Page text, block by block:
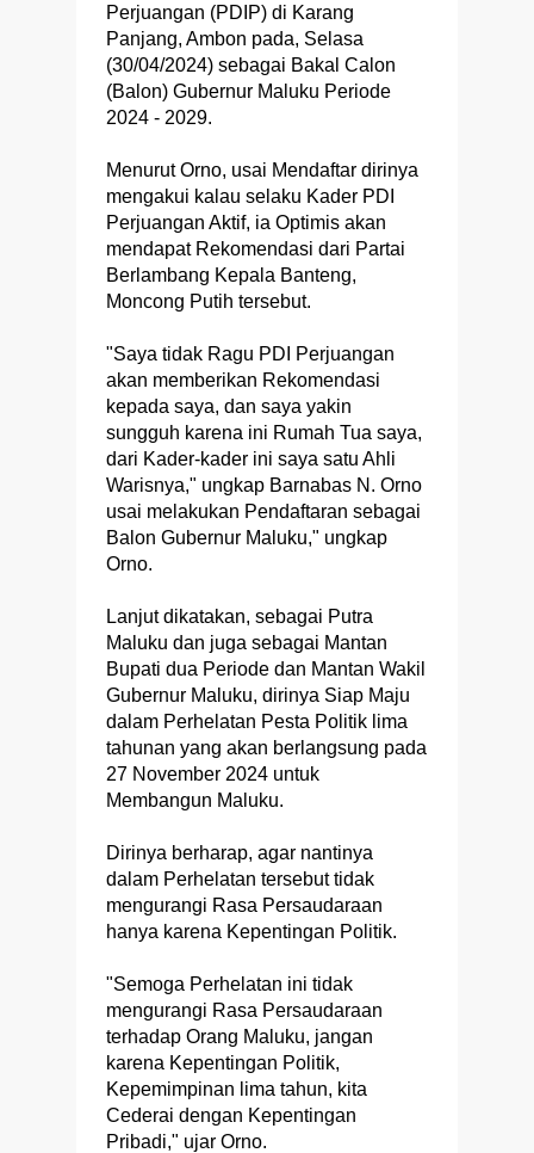
Perjuangan (PDIP) di Karang
Panjang, Ambon pada, Selasa
(30/04/2024) sebagai Bakal Calon
(Balon) Gubernur Maluku Periode
2024 - 2029.
Menurut Orno, usai Mendaftar dirinya
mengakui kalau selaku Kader PDI
Perjuangan Aktif, ia Optimis akan
mendapat Rekomendasi dari Partai
Berlambang Kepala Banteng,
Moncong Putih tersebut.
"Saya tidak Ragu PDI Perjuangan
akan memberikan Rekomendasi
kepada saya, dan saya yakin
sungguh karena ini Rumah Tua saya,
dari Kader-kader ini saya satu Ahli
Warisnya," ungkap Barnabas N. Orno
usai melakukan Pendaftaran sebagai
Balon Gubernur Maluku," ungkap
Orno.
Lanjut dikatakan, sebagai Putra
Maluku dan juga sebagai Mantan
Bupati dua Periode dan Mantan Wakil
Gubernur Maluku, dirinya Siap Maju
dalam Perhelatan Pesta Politik lima
tahunan yang akan berlangsung pada
27 November 2024 untuk
Membangun Maluku.
Dirinya berharap, agar nantinya
dalam Perhelatan tersebut tidak
mengurangi Rasa Persaudaraan
hanya karena Kepentingan Politik.
"Semoga Perhelatan ini tidak
mengurangi Rasa Persaudaraan
terhadap Orang Maluku, jangan
karena Kepentingan Politik,
Kepemimpinan lima tahun, kita
Cederai dengan Kepentingan
Pribadi," ujar Orno.